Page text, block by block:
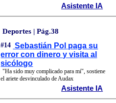
Asistente IA
Deportes | Pág.38
#14 Sebastián Pol paga su
error con dinero y visita al
sicólogo
"Ha sido muy complicado para mí", sostiene
el ariete desvinculado de Audax
Asistente IA